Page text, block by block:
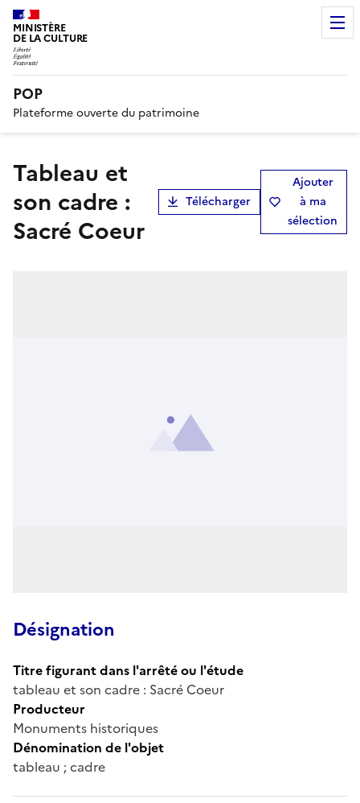
MINISTÈRE
DE LA CULTURE
POP
Plateforme ouverte du patrimoine
tableau et
son cadre :
Sacré Coeur
Télécharger
Ajouter
à ma
sélection
Désignation
Titre figurant dans l'arrêté ou l'étude
tableau et son cadre : Sacré Coeur
Producteur
Monuments historiques
Dénomination de l'objet
tableau ; cadre